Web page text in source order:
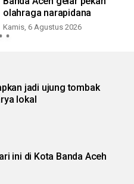
olahraga narapidana
Kamis, 6 Agustus 2026
jadi ujung tombak
lokal
ini di Kota Banda Aceh